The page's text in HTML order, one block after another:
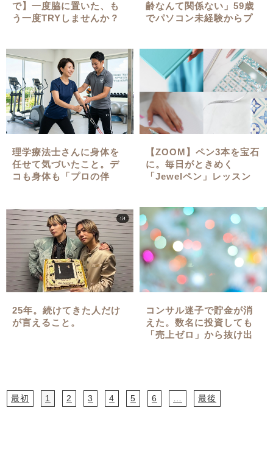
で】一度脇に置いた、も
う一度TRYしませんか？
齢なんて関係ない」59歳
でパソコン未経験からプ
理学療法士さんに身体を
任せて気づいたこと。デ
コも身体も「プロの伴
【ZOOM】ペン3本を宝石
に。毎日がときめく
「Jewelペン」レッスン
25年。続けてきた人だけ
が言えること。
コンサル迷子で貯金が消
えた。数名に投資しても
「売上ゼロ」から抜け出
最初 1 2 3 4 5 6 最後